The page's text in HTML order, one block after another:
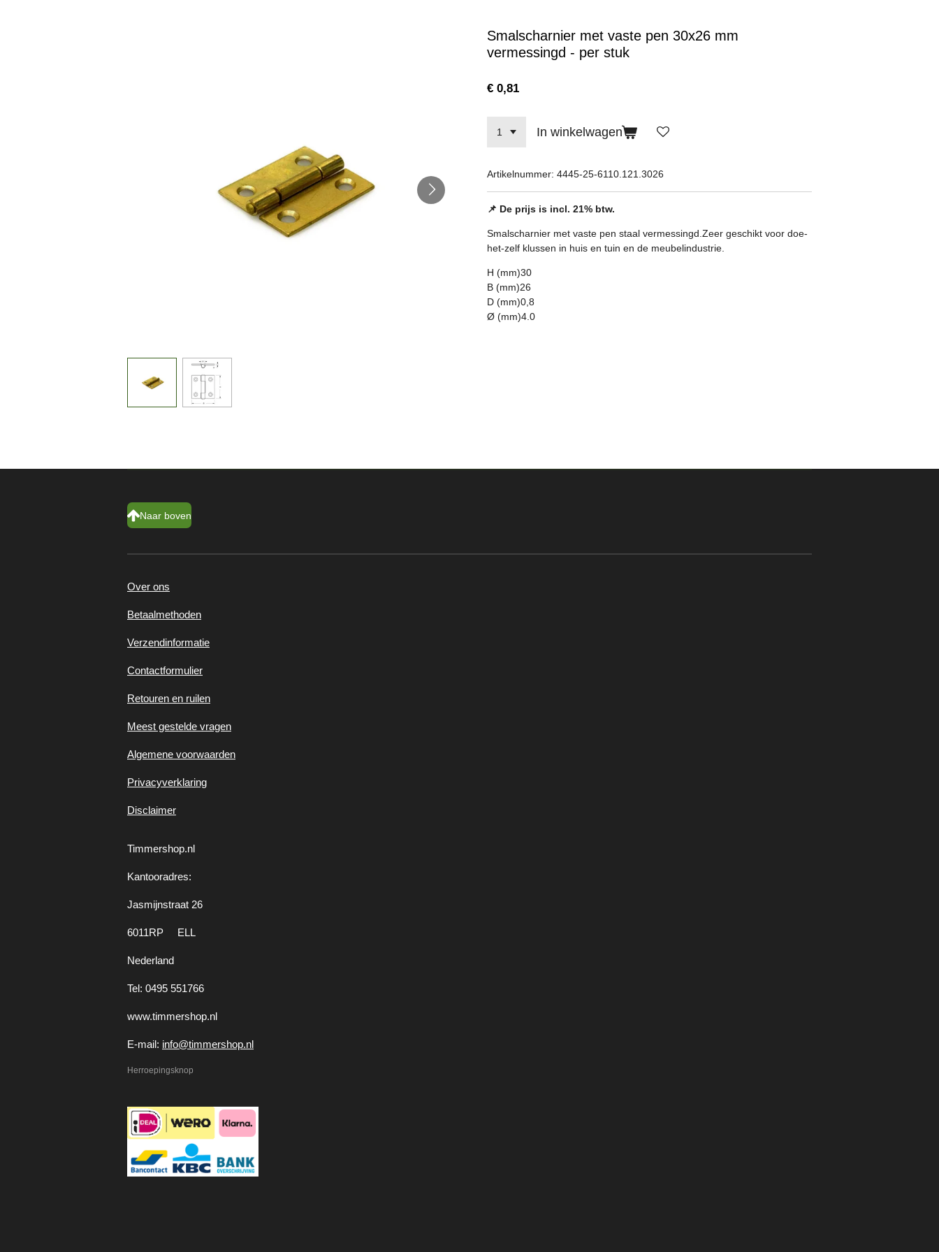
Smalscharnier met vaste pen 30x26 mm
vermessingd - per stuk
€ 0,81
In winkelwagen
Artikelnummer: 4445-25-6110.121.3026
📌 De prijs is incl. 21% btw.
Smalscharnier met vaste pen staal vermessingd. Zeer geschikt voor doe-
het-zelf klussen in huis en tuin en de meubelindustrie.
H (mm)30
B (mm)26
D (mm)0,8
Ø (mm)4.0
Naar boven
Over ons
Betaalmethoden
Verzendinformatie
Contactformulier
Retouren en ruilen
Meest gestelde vragen
Algemene voorwaarden
Privacyverklaring
Disclaimer
Timmershop.nl
Kantooradres:
Jasmijnstraat 26
6011RP ELL
Nederland
Tel: 0495 551766
www.timmershop.nl
E-mail: info@timmershop.nl
Herroepingsknop